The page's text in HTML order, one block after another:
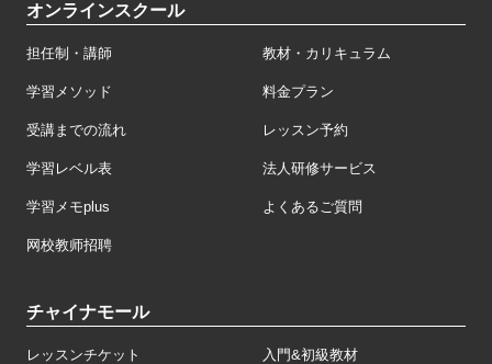
オンラインスクール
担任制・講師 教材・カリキュラム
学習メソッド 料金プラン
受講までの流れ レッスン予約
学習レベル表 法人研修サービス
学習メモplus よくあるご質問
网校教师招聘
チャイナモール
レッスンチケット 入門&初級教材